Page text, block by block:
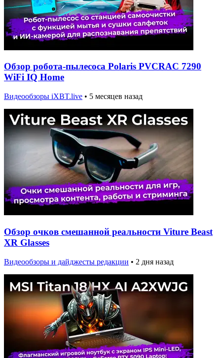
Обзор робота-пылесоса Polaris PVCRAC 7290
WiFi IQ Home
Видеообзоры iXBT.live • 5 месяцев назад
Обзор очков смешанной реальности Viture Beast
XR Glasses
Видеообзоры и дайджесты редакции • 2 дня назад